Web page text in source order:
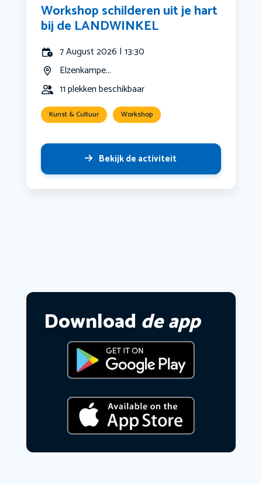
Workshop schilderen uit je hart
bij de LANDWINKEL
7 August 2026 | 13:30
Elzenkampe...
11 plekken beschikbaar
Kunst & Cultuur Workshop
Bekijk de activiteit
Download de app